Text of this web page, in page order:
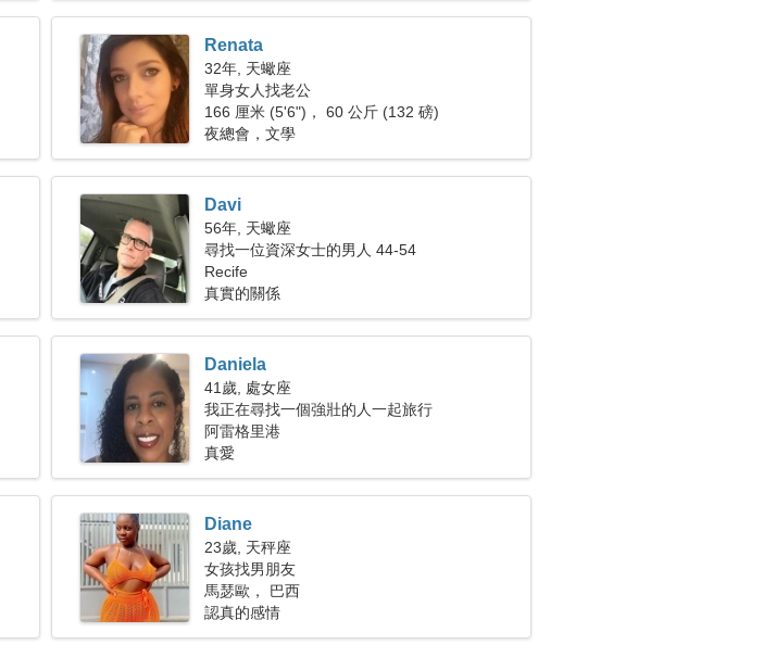
Renata
32年, 天蠍座
單身女人找老公
166 厘米 (5'6")， 60 公斤 (132 磅)
夜總會，文學
Davi
56年, 天蠍座
尋找一位資深女士的男人 44-54
Recife
真實的關係
Daniela
41歲, 處女座
我正在尋找一個強壯的人一起旅行
阿雷格里港
真愛
Diane
23歲, 天秤座
女孩找男朋友
馬瑟歐， 巴西
認真的感情